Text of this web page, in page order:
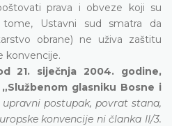
prava i obveze koji su
Ustavni sud smatra da
obrane) ne uživa zaštitu
konvencije.
21. siječnja 2004. godine,
glasniku Bosne i
upravni postupak, povrat stana,
konvencije ni članka II/3.